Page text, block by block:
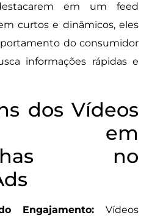
em um feed
curtos e dinâmicos, eles
do consumidor
informações rápidas e
dos Vídeos
em
no
Engajamento: Vídeos